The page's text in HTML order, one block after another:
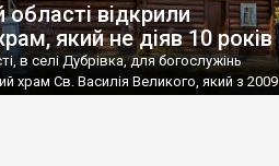
області відкрили
який не діяв 10 років
в селі Дубрівка, для богослужінь
храм Св. Василія Великого, який з 2009